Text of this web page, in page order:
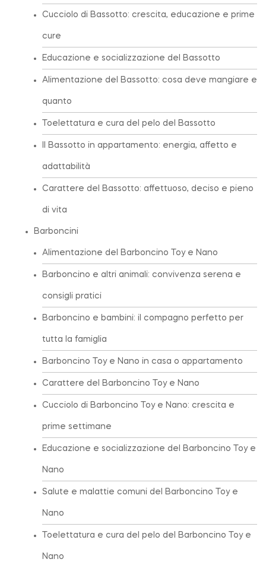
Cucciolo di Bassotto: crescita, educazione e prime
cure
Educazione e socializzazione del Bassotto
Alimentazione del Bassotto: cosa deve mangiare e
quanto
Toelettatura e cura del pelo del Bassotto
Il Bassotto in appartamento: energia, affetto e
adattabilità
Carattere del Bassotto: affettuoso, deciso e pieno
di vita
Barboncini
Alimentazione del Barboncino Toy e Nano
Barboncino e altri animali: convivenza serena e
consigli pratici
Barboncino e bambini: il compagno perfetto per
tutta la famiglia
Barboncino Toy e Nano in casa o appartamento
Carattere del Barboncino Toy e Nano
Cucciolo di Barboncino Toy e Nano: crescita e
prime settimane
Educazione e socializzazione del Barboncino Toy e
Nano
Salute e malattie comuni del Barboncino Toy e
Nano
Toelettatura e cura del pelo del Barboncino Toy e
Nano